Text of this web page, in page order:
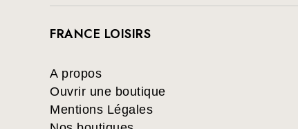
FRANCE LOISIRS
A propos
Ouvrir une boutique
Mentions Légales
Nos boutiques